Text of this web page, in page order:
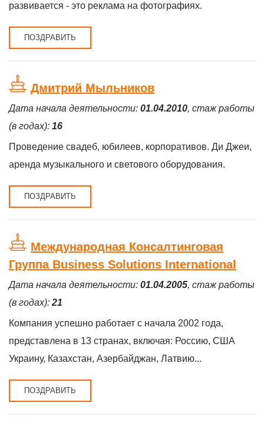
развивается - это реклама на фотографиях.
ПОЗДРАВИТЬ
Дмитрий Мыльников
Дата начала деятельности: 01.04.2010, стаж работы
(в годах): 16
Проведение свадеб, юбилеев, корпоративов. Ди Джеи,
аренда музыкального и светового оборудования.
ПОЗДРАВИТЬ
Международная Консалтинговая
Группа Business Solutions International
Дата начала деятельности: 01.04.2005, стаж работы
(в годах): 21
Компания успешно работает с начала 2002 года,
представлена в 13 странах, включая: Россию, США
Украину, Казахстан, Азербайджан, Латвию...
ПОЗДРАВИТЬ